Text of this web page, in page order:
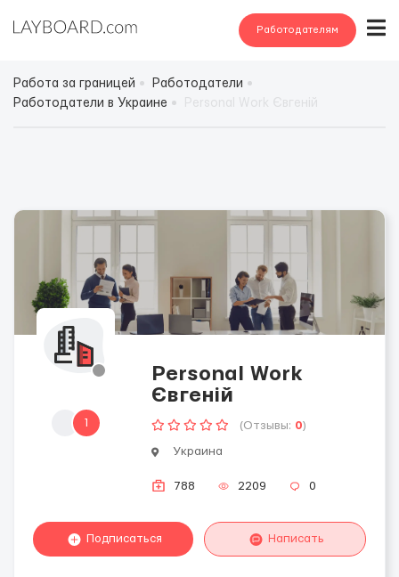
Работодателям
Работа за границей
Работодатели
Работодатели в Украине
1
Personal Work
Євгеній
(Отзывы: 0)
Украина
788 2209 0
Подписаться Написать